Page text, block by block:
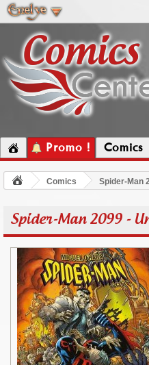
Promo ! Comics
Comics Spider-Man
Spider-Man 2099 -